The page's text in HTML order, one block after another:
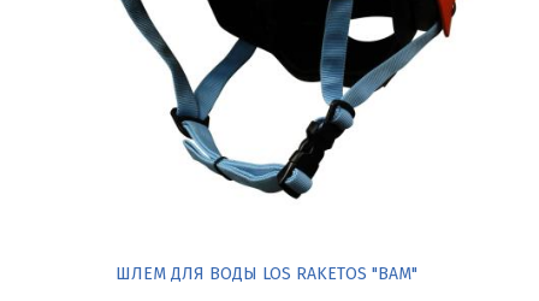
ШЛЕМ ДЛЯ ВОДЫ LOS RAKETOS "BAM"